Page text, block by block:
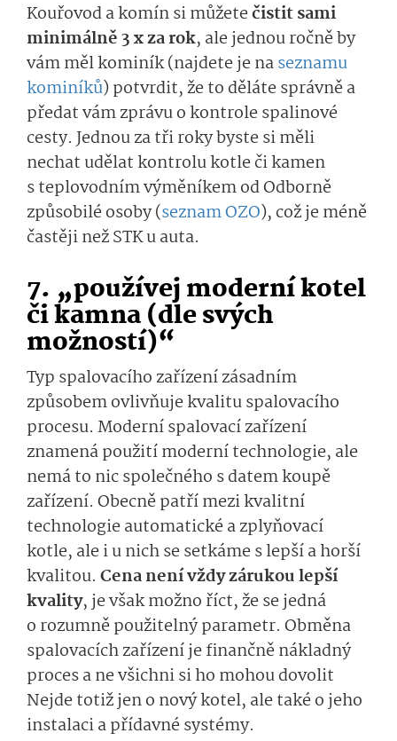
Kouřovod a komín si můžetečistit sami
minimálně 3 x za rok, ale jednou ročně by
vám měl kominík (najdete je naseznamu
kominíků) potvrdit, že to děláte správně a
předat vám zprávu o kontrole spalinové
cesty. Jednou za tři roky byste si měli
nechat udělat kontrolu kotle či kamen
s teplovodním výměníkem od Odborně
způsobilé osoby (seznam OZO), což je méně
častěji než STK u auta.
7. „používej moderní kotel
či kamna (dle svých
možností)“
Typ spalovacího zařízení zásadním
způsobem ovlivňuje kvalitu spalovacího
procesu. Moderní spalovací zařízení
znamená použití moderní technologie, ale
nemá to nic společného s datem koupě
zařízení. Obecně patří mezi kvalitní
technologie automatické a zplyňovací
kotle, ale i u nich se setkáme s lepší a horší
kvalitou. Cena není vždy zárukou lepší
kvality, je však možno říct, že se jedná
o rozumně použitelný parametr. Obměna
spalovacích zařízení je finančně nákladný
proces a ne všichni si ho mohou dovolit
Nejde totiž jen o nový kotel, ale také o jeho
instalaci a přídavné systémy.